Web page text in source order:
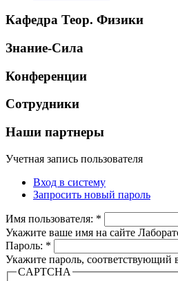
Кафедра Теор. Физики
Знание-Сила
Конференции
Сотрудники
Наши партнеры
Учетная запись пользователя
Вход в систему
Запросить новый пароль
Имя пользователя: *
Укажите ваше имя на сайте
Пароль: *
Укажите пароль, соответствующий
CAPTCHA